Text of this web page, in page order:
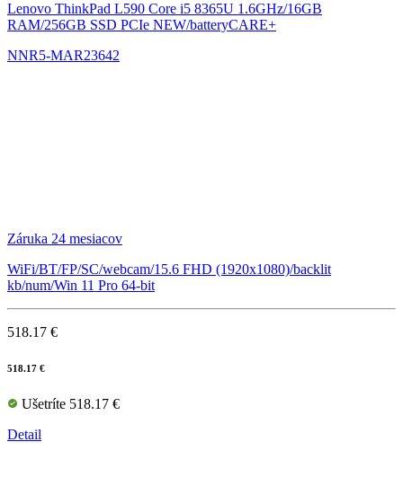
Lenovo ThinkPad L590 Core i5 8365U 1.6GHz/16GB
RAM/256GB SSD PCIe NEW/batteryCARE+
NNR5-MAR23642
Záruka 24 mesiacov
WiFi/BT/FP/SC/webcam/15.6 FHD (1920x1080)/backlit
kb/num/Win 11 Pro 64-bit
518.17 €
518.17 €
Ušetríte 518.17 €
Detail